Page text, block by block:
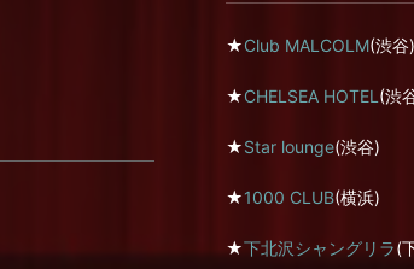
★Club MALCOLM(渋谷)
★CHELSEA HOTEL (渋
★Star lounge(渋谷)
★1000 CLUB(横浜)
★下北沢シャングリラ(